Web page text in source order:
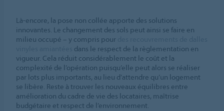
Là-encore, la pose non collée apporte des solutions
innovantes. Le changement des sols peut ainsi se faire en
milieu occupé – y compris pour
dans le respect de la règlementation en
vigueur. Cela réduit considérablement le coût et la
complexité de l’opération puisqu’elle peut alors se réaliser
par lots plus importants, au lieu d’attendre qu’un logement
se libère. Reste à trouver les nouveaux équilibres entre
amélioration du cadre de vie des locataires, maîtrise
budgétaire et respect de l’environnement.